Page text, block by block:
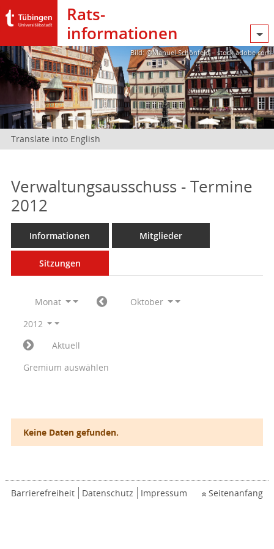
Rats­
informationen
Bild: @Manuel Schönfeld – stock.adobe.com
Translate into English
Verwaltungsausschuss - Termine
2012
Informationen Mitglieder
Sitzungen
Monat
Oktober
2012
Aktuell
Gremium auswählen
Keine Daten gefunden.
Barrierefreiheit Datenschutz Impressum Seitenanfang